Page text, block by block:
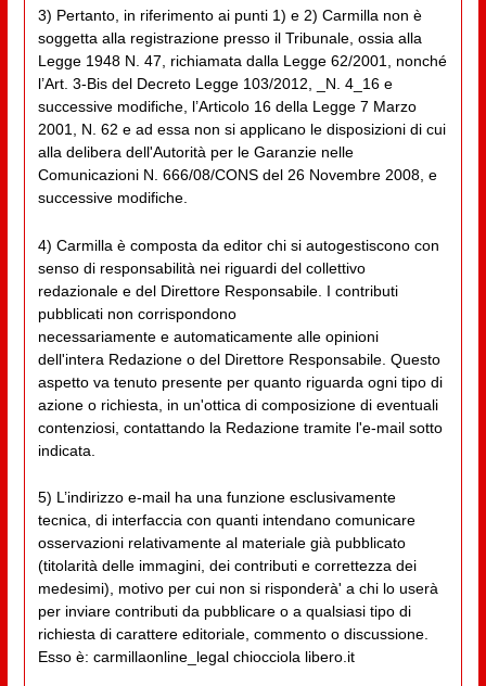
3) Pertanto, in riferimento ai punti 1) e 2) Carmilla non è
soggetta alla registrazione presso il Tribunale, ossia alla
Legge 1948 N. 47, richiamata dalla Legge 62/2001, nonché
l’Art. 3-Bis del Decreto Legge 103/2012, _N. 4_16 e
successive modifiche, l’Articolo 16 della Legge 7 Marzo
2001, N. 62 e ad essa non si applicano le disposizioni di cui
alla delibera dell'Autorità per le Garanzie nelle
Comunicazioni N. 666/08/CONS del 26 Novembre 2008, e
successive modifiche.
4) Carmilla è composta da editor chi si autogestiscono con
senso di responsabilità nei riguardi del collettivo
redazionale e del Direttore Responsabile. I contributi
pubblicati non corrispondono
necessariamente e automaticamente alle opinioni
dell'intera Redazione o del Direttore Responsabile. Questo
aspetto va tenuto presente per quanto riguarda ogni tipo di
azione o richiesta, in un'ottica di composizione di eventuali
contenziosi, contattando la Redazione tramite l'e-mail sotto
indicata.
5) L’indirizzo e-mail ha una funzione esclusivamente
tecnica, di interfaccia con quanti intendano comunicare
osservazioni relativamente al materiale già pubblicato
(titolarità delle immagini, dei contributi e correttezza dei
medesimi), motivo per cui non si risponderà' a chi lo userà
per inviare contributi da pubblicare o a qualsiasi tipo di
richiesta di carattere editoriale, commento o discussione.
Esso è: carmillaonline_legal chiocciola libero.it